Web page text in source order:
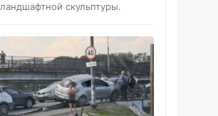
ландшафтной скульптуры.